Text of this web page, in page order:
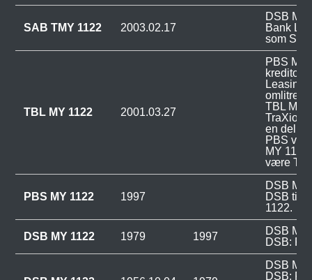
SAB TMY 1122 2003.02.17
DSB MY
Bank
som
TBL MY 1122 2001.03.27
PBS MY
kreditor:
Leasing
TBL MY
TraXion,
en del af
PBS var
MY
være
PBS MY 1122 1997
DSB MY
DSB til
1122.
DSB MY 1122 1979 1997
DSB MY
DSB:
DSB MY
DSB: